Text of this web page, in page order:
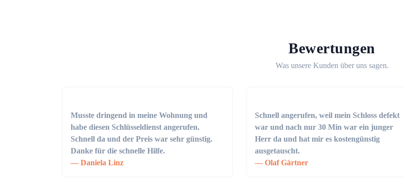
Bewertungen
Was unsere Kunden über uns sagen.
Musste dringend in meine Wohnung und
habe diesen Schlüsseldienst angerufen.
Schnell da und der Preis war sehr günstig.
Danke für die schnelle Hilfe.
Daniela Linz
Schnell angerufen, weil mein Schloss defekt
war und nach nur 30 Min war ein junger
Herr da und hat mir es kostengünstig
ausgetauscht.
Olaf Gärtner